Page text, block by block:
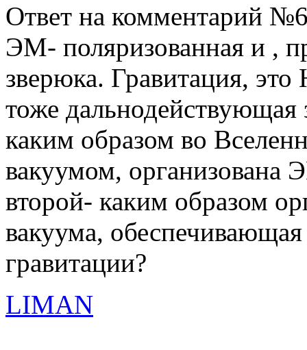
Ответ на комментарий
ЭМ- поляризованная и ,
зверюка. Гравитация,
тоже
каким образом во
вакуумом, организована
второй- каким образом
вакуума,
гравитации?
LIMAN